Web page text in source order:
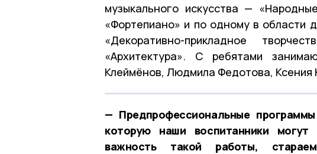
музыкального искусства —
«Фортепиано» и по одному в области
«Декоративно-прикладное
«Архитектура». С ребятами
Клеймёнов, Людмила Федотова, Ксения
— Предпрофессиональные
которую наши воспитанники
важность такой работы,